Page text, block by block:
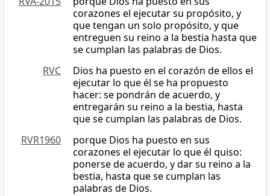
corazones el ejecutar su propósito, y
que tengan un solo propósito, y que
entreguen su reino a la bestia hasta que
se cumplan las palabras de Dios.
RVC
Dios ha puesto en el corazón de ellos el
ejecutar lo que él se ha propuesto
hacer: se pondrán de acuerdo, y
entregarán su reino a la bestia, hasta
que se cumplan las palabras de Dios.
RVR1960
porque Dios ha puesto en sus
corazones el ejecutar lo que él quiso:
ponerse de acuerdo, y dar su reino a la
bestia, hasta que se cumplan las
palabras de Dios.